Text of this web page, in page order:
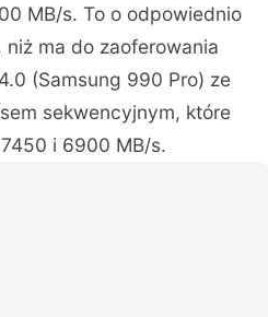
MB/s. To o odpowiednio
ma do zaoferowania
(Samsung 990 Pro) ze
sekwencyjnym, które
i 6900 MB/s.